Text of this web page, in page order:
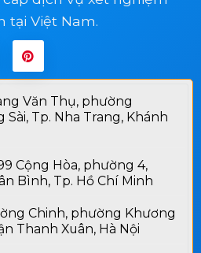
tại Việt Nam.
Văn Thụ, phường
Sài, Tp. Nha Trang, Khánh
Cộng Hòa, phường 4,
Bình, Tp. Hồ Chí Minh
Chinh, phường Khương
Thanh Xuân, Hà Nội